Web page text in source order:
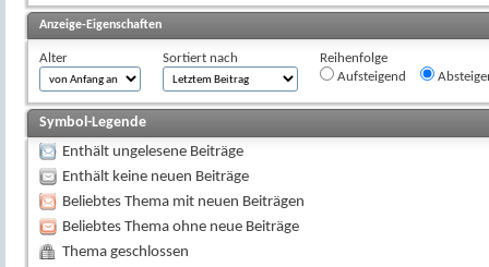
Anzeige-Eigenschaften
Alter Sortiert nach
Reihenfolge
Aufsteigend
Symbol-Legende
Enthält ungelesene Beiträge
Enthält keine neuen Beiträge
Beliebtes Thema mit neuen Beiträgen
Beliebtes Thema ohne neue Beiträge
Thema geschlossen